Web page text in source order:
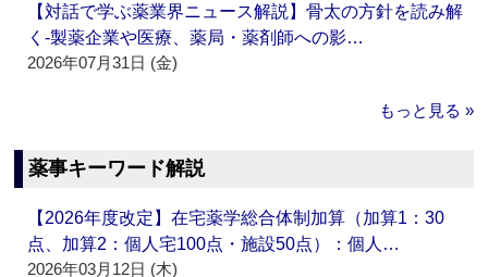
【対話で学ぶ薬業界ニュース解説】骨太の方針を読み解
く‐製薬企業や医療、薬局・薬剤師への影…
2026年07月31日 (金)
もっと見る »
薬事キーワード解説
【2026年度改定】在宅薬学総合体制加算（加算1：30
点、加算2：個人宅100点・施設50点）：個人…
2026年03月12日 (木)